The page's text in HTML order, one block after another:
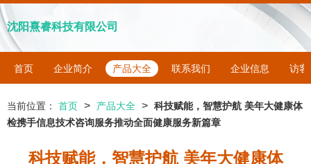
沈阳熹睿科技有限公司
首页 企业简介 产品大全 联系我们 企业信息 访客
当前位置： 首页 > 产品大全 > 科技赋能，智慧护航 美年大健康体
检携手信息技术咨询服务推动全面健康服务新篇章
科技赋能，智慧护航 美年大健康体